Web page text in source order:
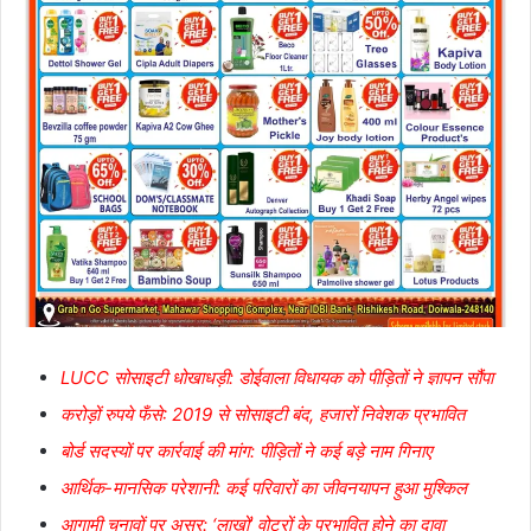
LUCC सोसाइटी धोखाधड़ी: डोईवाला विधायक को पीड़ितों ने ज्ञापन सौंपा
करोड़ों रुपये फँसे: 2019 से सोसाइटी बंद, हजारों निवेशक प्रभावित
बोर्ड सदस्यों पर कार्रवाई की मांग: पीड़ितों ने कई बड़े नाम गिनाए
आर्थिक-मानसिक परेशानी: कई परिवारों का जीवनयापन हुआ मुश्किल
आगामी चुनावों पर असर: ‘लाखों’ वोटरों के प्रभावित होने का दावा